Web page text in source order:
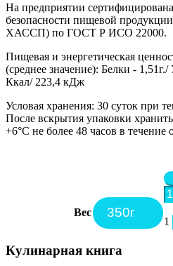
На предприятии
безопасности пищевой
ХАССП) по ГОСТ Р ИСО 22000.
Пищевая и энергетическая
(среднее значение): Белки - 1,51г./
Ккал/ 223,4 кДж
Условая хранения: 30 суток при
После вскрытия упаковки
+6°C не более 48 часов в течение
Вес
1
Кулинарная книга